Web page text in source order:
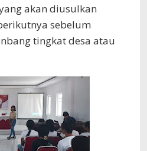
akan diusulkan
sebelum
tingkat desa atau